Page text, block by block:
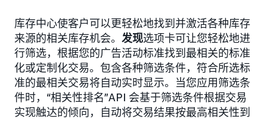
库存中心使客户可以更轻松地找到并激活各种库存
来源的相关库存机会。 发现选项卡可让您轻松地进
行筛选，根据您的广告活动标准找到最相关的标准
化或定制化交易。包含各种筛选条件，符合所选标
准的最相关交易将自动实时显示。当您应用筛选条
件时，“相关性排名”API 会基于筛选条件根据交易
实现触达的倾向，自动将交易结果按最高相关性到